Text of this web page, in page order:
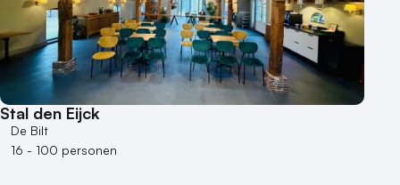
Hybride events
Industriële locatie
Kasteel en landgoed
Kleine / intieme locatie
Locaties aan zee
Museum
Stal den Eijck
De Bilt
16 - 100 personen